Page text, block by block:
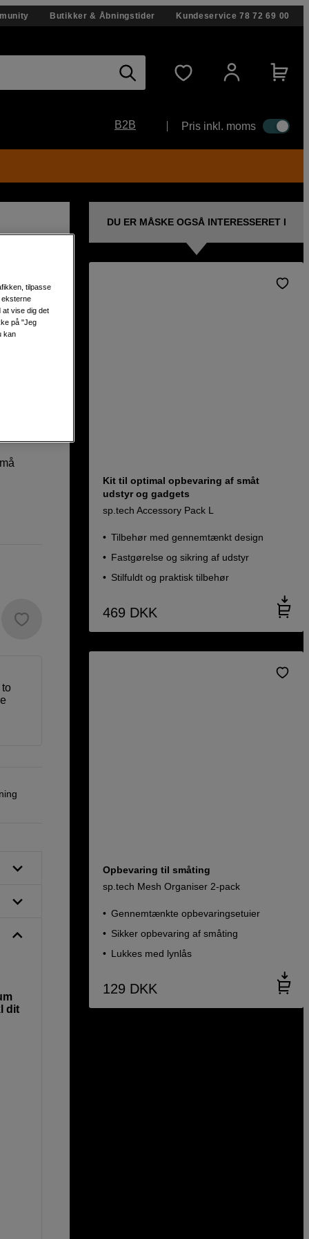
Butikker & Åbningstider Kundeservice 78 72 69 00
B2B Pris inkl. moms
og
to
dit
DU ER MÅSKE OGSÅ INTERESSERET I
Kit til optimal opbevaring af småt
udstyr og gadgets
sp.tech Accessory Pack L
Tilbehør med gennemtænkt design
Fastgørelse og sikring af udstyr
Stilfuldt og praktisk tilbehør
469 DKK
Opbevaring til småting
sp.tech Mesh Organiser 2-pack
Gennemtænkte opbevaringsetuier
Sikker opbevaring af småting
Lukkes med lynlås
129 DKK
tilpasse
eksterne
at vise dig det
på "Jeg
kan